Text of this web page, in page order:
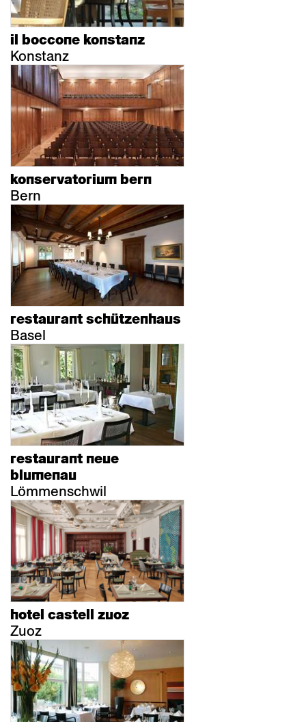
il boccone konstanz
Konstanz
konservatorium bern
Bern
restaurant schützenhaus
Basel
restaurant neue
blumenau
Lömmenschwil
hotel castell zuoz
Zuoz